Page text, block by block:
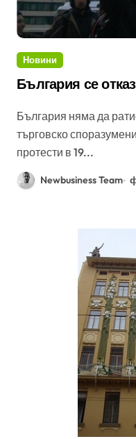
Новини
България се
България няма да ратифицира скандалното
търговско
протести в 19...
Newbusiness Team